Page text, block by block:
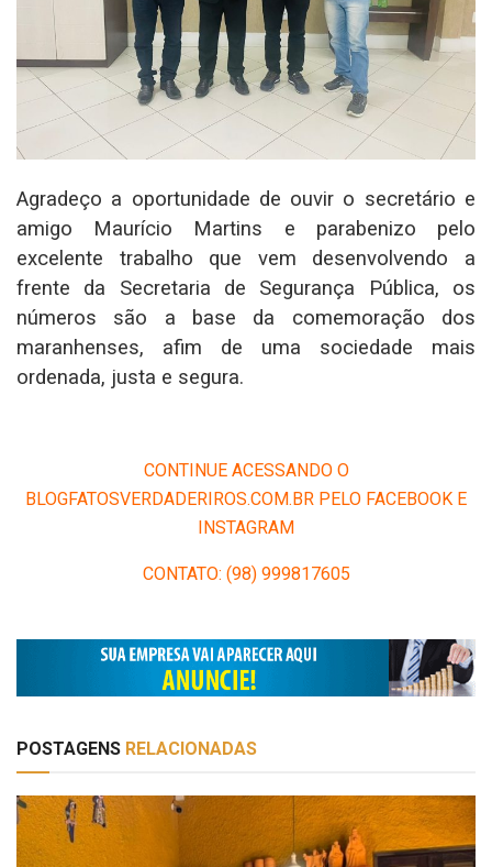
Agradeço a oportunidade de ouvir o secretário e
amigo Maurício Martins e parabenizo pelo
excelente trabalho que vem desenvolvendo a
frente da Secretaria de Segurança Pública, os
números são a base da comemoração dos
maranhenses, afim de uma sociedade mais
ordenada, justa e segura.
CONTINUE ACESSANDO O
BLOGFATOSVERDADERIROS.COM.BR PELO FACEBOOK E
INSTAGRAM
CONTATO: (98) 999817605
POSTAGENS RELACIONADAS